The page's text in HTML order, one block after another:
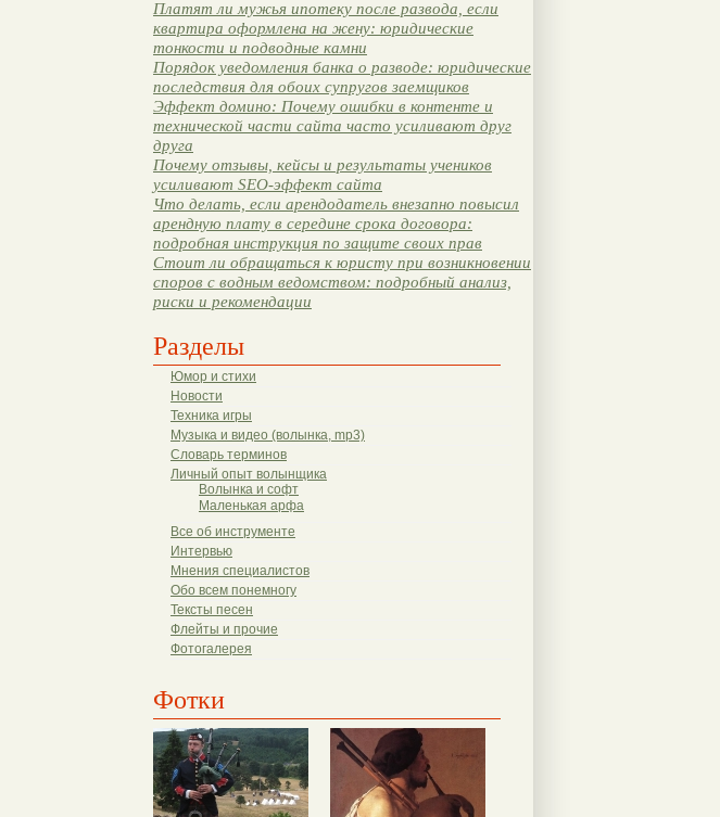
Платят ли мужья ипотеку после развода, если
квартира оформлена на жену: юридические
тонкости и подводные камни
Порядок уведомления банка о разводе: юридические
последствия для обоих супругов заемщиков
Эффект домино: Почему ошибки в контенте и
технической части сайта часто усиливают друг
друга
Почему отзывы, кейсы и результаты учеников
усиливают SEO-эффект сайта
Что делать, если арендодатель внезапно повысил
арендную плату в середине срока договора:
подробная инструкция по защите своих прав
Стоит ли обращаться к юристу при возникновении
споров с водным ведомством: подробный анализ,
риски и рекомендации
Разделы
Юмор и стихи
Новости
Техника игры
Музыка и видео (волынка, mp3)
Словарь терминов
Личный опыт волынщика
Волынка и софт
Маленькая арфа
Все об инструменте
Интервью
Мнения специалистов
Обо всем понемногу
Тексты песен
Флейты и прочие
Фотогалерея
Фотки